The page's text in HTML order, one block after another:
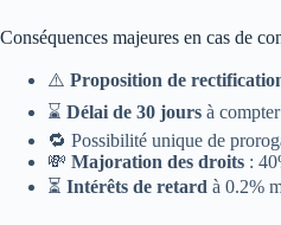
Conséquences majeures en cas de
⚠️ Proposition de
⌛ Délai de 30 jours à
🔁 Possibilité unique de
💸 Majoration des droits :
⏳ Intérêts de retard à 0.2%